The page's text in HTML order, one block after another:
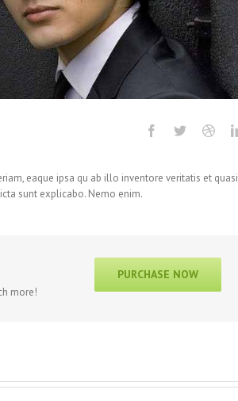
eaque ipsa qu ab illo inventore veritatis et quasi
sunt explicabo. Nemo enim.
PURCHASE NOW
more!